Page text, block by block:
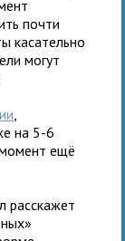
почти
касательно
могут
на 5-6
ещё
расскажет